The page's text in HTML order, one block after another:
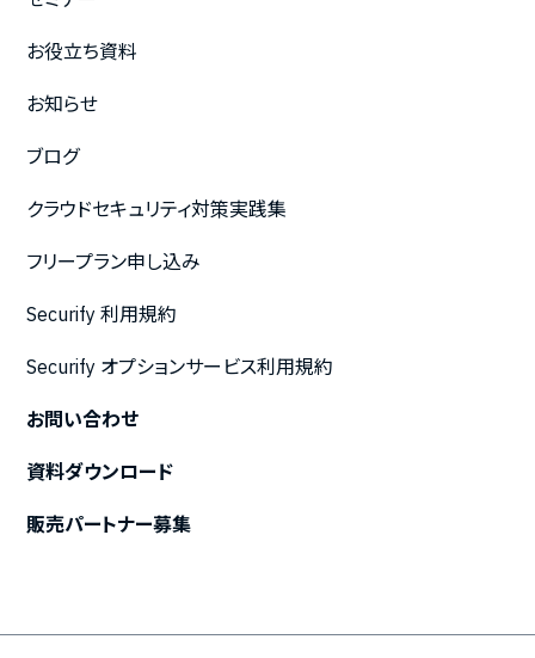
お役立ち資料
お知らせ
ブログ
クラウドセキュリティ対策実践集
フリープラン申し込み
Securify 利用規約
Securify オプションサービス利用規約
お問い合わせ
資料ダウンロード
販売パートナー募集